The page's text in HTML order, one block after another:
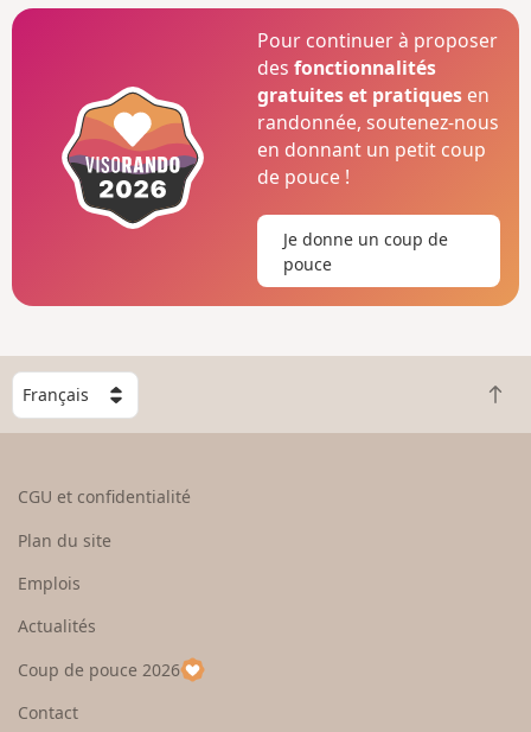
Pour continuer à proposer
desfonctionnalités
gratuites et pratiques en
randonnée, soutenez-nous
en donnant un petit coup
de pouce !
Je donne un coup de
pouce
C
o
e
u
p
a
R
e
CGU et confidentialité
Plan du site
Emplois
Actualités
Coup de pouce 2026
Contact